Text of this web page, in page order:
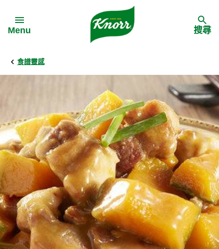
Menu
Back
料理食材
料理方式
季節節慶
多國料理
料理種類
Back
家樂牌純鮮雞粉
家樂牌雞粉
家樂牌鮮菇粉
家樂牌濃湯寶
家樂牌雞汁
Back
背景
甚麼是愛環境食材
愛環境食材名單
愛環境食材食譜
愛環境食材篩選條件
搜尋
食譜靈感